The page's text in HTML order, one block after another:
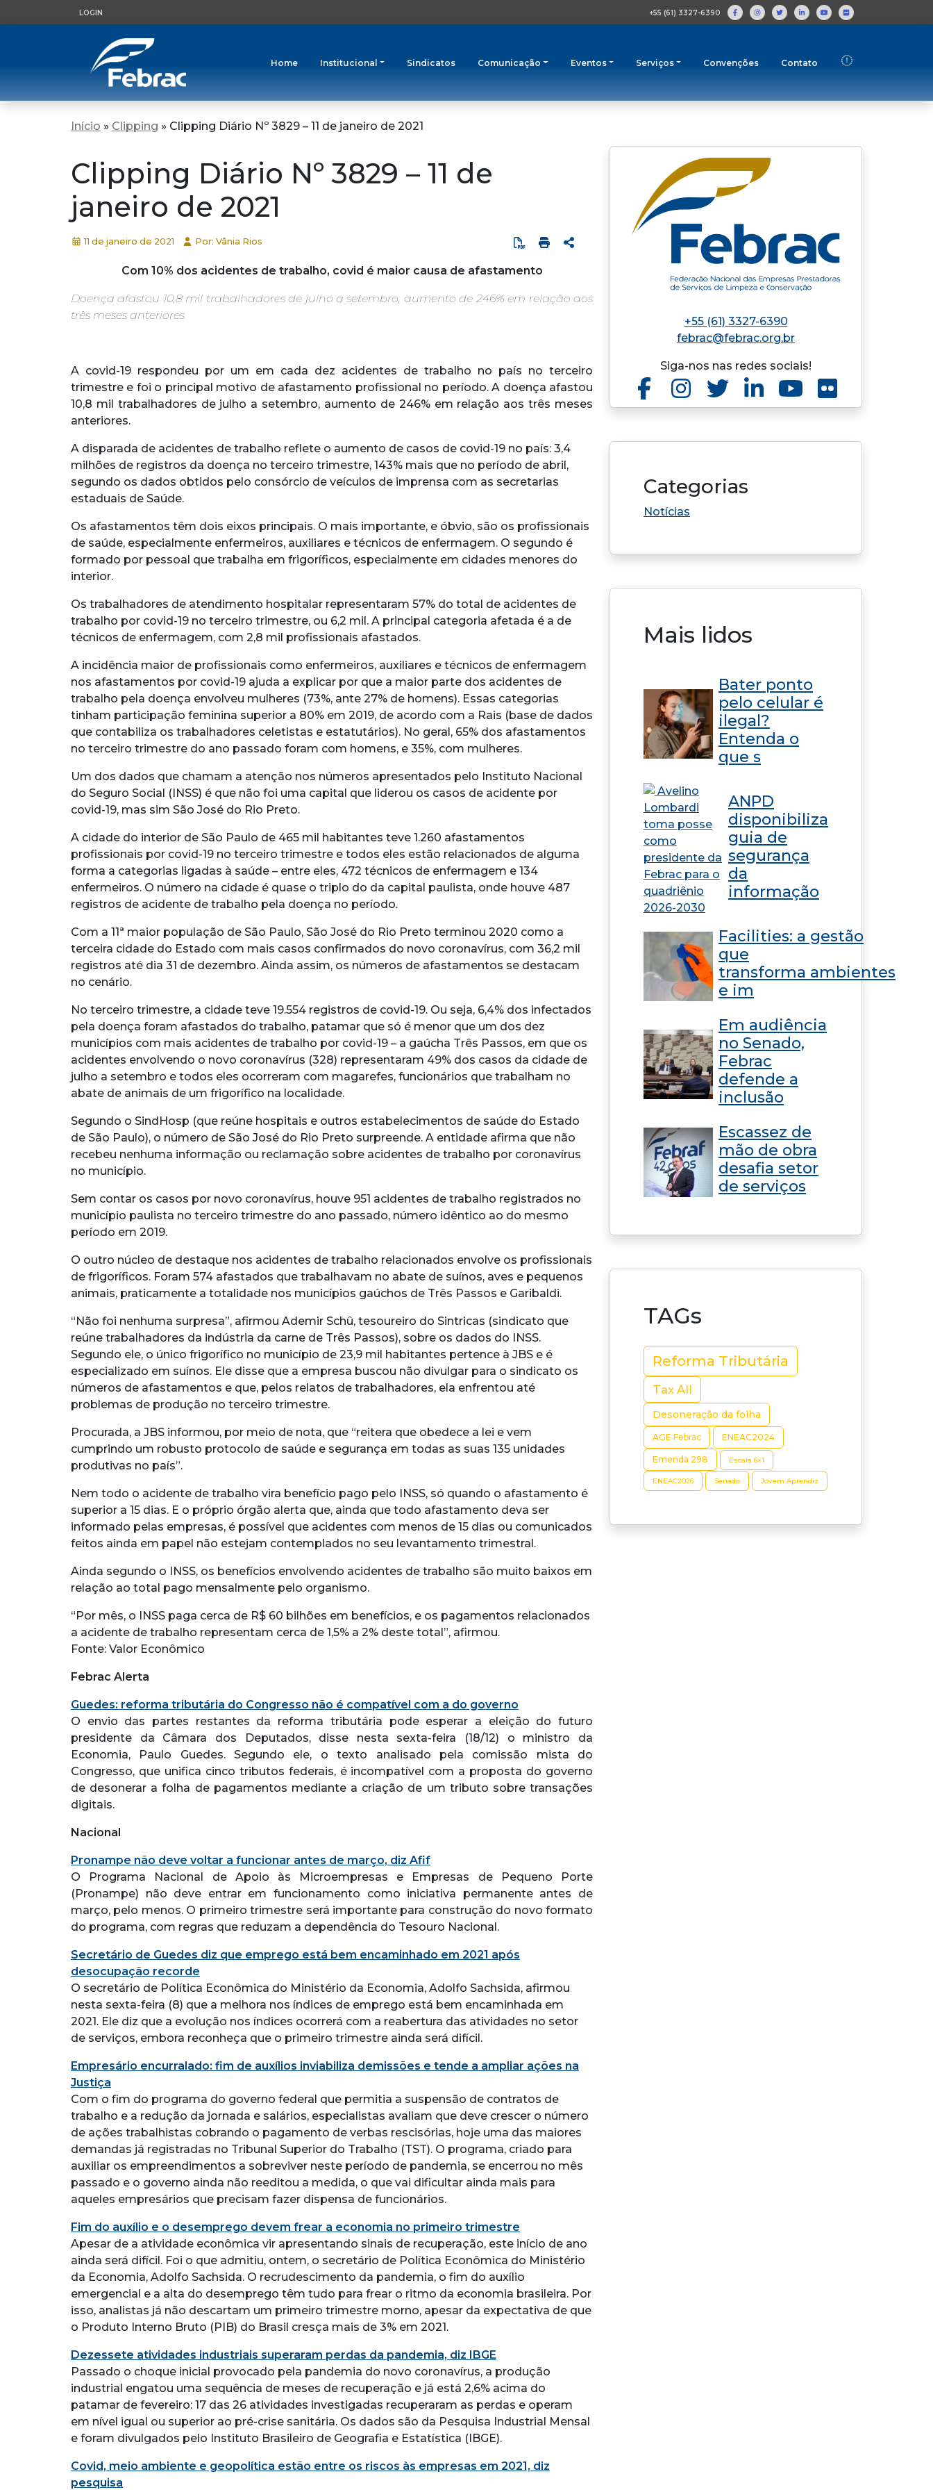
LOGIN +55 (61) 3327-6390
Home Institucional Sindicatos Comunicação Eventos Serviços Convenções Contato
Início » Clipping » Clipping Diário Nº 3829 – 11 de janeiro de 2021
Clipping Diário Nº 3829 – 11 de
janeiro de 2021
11 de janeiro de 2021 Por: Vânia Rios
Com 10% dos acidentes de trabalho, covid é maior causa de afastamento
Doença afastou 10,8 mil trabalhadores de julho a setembro, aumento de 246% em relação aos
três meses anteriores
A covid-19 respondeu por um em cada dez acidentes de trabalho no país no terceiro
trimestre e foi o principal motivo de afastamento profissional no período. A doença afastou
10,8 mil trabalhadores de julho a setembro, aumento de 246% em relação aos três meses
anteriores.
A disparada de acidentes de trabalho reflete o aumento de casos de covid-19 no país: 3,4
milhões de registros da doença no terceiro trimestre, 143% mais que no período de abril,
segundo os dados obtidos pelo consórcio de veículos de imprensa com as secretarias
estaduais de Saúde.
Os afastamentos têm dois eixos principais. O mais importante, e óbvio, são os profissionais
de saúde, especialmente enfermeiros, auxiliares e técnicos de enfermagem. O segundo é
formado por pessoal que trabalha em frigoríficos, especialmente em cidades menores do
interior.
Os trabalhadores de atendimento hospitalar representaram 57% do total de acidentes de
trabalho por covid-19 no terceiro trimestre, ou 6,2 mil. A principal categoria afetada é a de
técnicos de enfermagem, com 2,8 mil profissionais afastados.
A incidência maior de profissionais como enfermeiros, auxiliares e técnicos de enfermagem
nos afastamentos por covid-19 ajuda a explicar por que a maior parte dos acidentes de
trabalho pela doença envolveu mulheres (73%, ante 27% de homens). Essas categorias
tinham participação feminina superior a 80% em 2019, de acordo com a Rais (base de dados
que contabiliza os trabalhadores celetistas e estatutários). No geral, 65% dos afastamentos
no terceiro trimestre do ano passado foram com homens, e 35%, com mulheres.
Um dos dados que chamam a atenção nos números apresentados pelo Instituto Nacional
do Seguro Social (INSS) é que não foi uma capital que liderou os casos de acidente por
covid-19, mas sim São José do Rio Preto.
A cidade do interior de São Paulo de 465 mil habitantes teve 1.260 afastamentos
profissionais por covid-19 no terceiro trimestre e todos eles estão relacionados de alguma
forma a categorias ligadas à saúde – entre eles, 472 técnicos de enfermagem e 134
enfermeiros. O número na cidade é quase o triplo do da capital paulista, onde houve 487
registros de acidente de trabalho pela doença no período.
Com a 11ª maior população de São Paulo, São José do Rio Preto terminou 2020 como a
terceira cidade do Estado com mais casos confirmados do novo coronavírus, com 36,2 mil
registros até dia 31 de dezembro. Ainda assim, os números de afastamentos se destacam
no cenário.
No terceiro trimestre, a cidade teve 19.554 registros de covid-19. Ou seja, 6,4% dos infectados
pela doença foram afastados do trabalho, patamar que só é menor que um dos dez
municípios com mais acidentes de trabalho por covid-19 – a gaúcha Três Passos, em que os
acidentes envolvendo o novo coronavírus (328) representaram 49% dos casos da cidade de
julho a setembro e todos eles ocorreram com magarefes, funcionários que trabalham no
abate de animais de um frigorífico na localidade.
Segundo o SindHosp (que reúne hospitais e outros estabelecimentos de saúde do Estado
de São Paulo), o número de São José do Rio Preto surpreende. A entidade afirma que não
recebeu nenhuma informação ou reclamação sobre acidentes de trabalho por coronavírus
no município.
Sem contar os casos por novo coronavírus, houve 951 acidentes de trabalho registrados no
município paulista no terceiro trimestre do ano passado, número idêntico ao do mesmo
período em 2019.
O outro núcleo de destaque nos acidentes de trabalho relacionados envolve os profissionais
de frigoríficos. Foram 574 afastados que trabalhavam no abate de suínos, aves e pequenos
animais, praticamente a totalidade nos municípios gaúchos de Três Passos e Garibaldi.
“Não foi nenhuma surpresa”, afirmou Ademir Schû, tesoureiro do Sintricas (sindicato que
reúne trabalhadores da indústria da carne de Três Passos), sobre os dados do INSS.
Segundo ele, o único frigorífico no município de 23,9 mil habitantes pertence à JBS e é
especializado em suínos. Ele disse que a empresa buscou não divulgar para o sindicato os
números de afastamentos e que, pelos relatos de trabalhadores, ela enfrentou até
problemas de produção no terceiro trimestre.
Procurada, a JBS informou, por meio de nota, que “reitera que obedece a lei e vem
cumprindo um robusto protocolo de saúde e segurança em todas as suas 135 unidades
produtivas no país”.
Nem todo o acidente de trabalho vira benefício pago pelo INSS, só quando o afastamento é
superior a 15 dias. E o próprio órgão alerta que, ainda que todo afastamento deva ser
informado pelas empresas, é possível que acidentes com menos de 15 dias ou comunicados
feitos ainda em papel não estejam contemplados no seu levantamento trimestral.
Ainda segundo o INSS, os benefícios envolvendo acidentes de trabalho são muito baixos em
relação ao total pago mensalmente pelo organismo.
“Por mês, o INSS paga cerca de R$ 60 bilhões em benefícios, e os pagamentos relacionados
a acidente de trabalho representam cerca de 1,5% a 2% deste total”, afirmou.
Fonte: Valor Econômico
Febrac Alerta
Guedes: reforma tributária do Congresso não é compatível com a do governo
O envio das partes restantes da reforma tributária pode esperar a eleição do futuro
presidente da Câmara dos Deputados, disse nesta sexta-feira (18/12) o ministro da
Economia, Paulo Guedes. Segundo ele, o texto analisado pela comissão mista do
Congresso, que unifica cinco tributos federais, é incompatível com a proposta do governo
de desonerar a folha de pagamentos mediante a criação de um tributo sobre transações
digitais.
Nacional
Pronampe não deve voltar a funcionar antes de março, diz Afif
O Programa Nacional de Apoio às Microempresas e Empresas de Pequeno Porte
(Pronampe) não deve entrar em funcionamento como iniciativa permanente antes de
março, pelo menos. O primeiro trimestre será importante para construção do novo formato
do programa, com regras que reduzam a dependência do Tesouro Nacional.
Secretário de Guedes diz que emprego está bem encaminhado em 2021 após
desocupação recorde
O secretário de Política Econômica do Ministério da Economia, Adolfo Sachsida, afirmou
nesta sexta-feira (8) que a melhora nos índices de emprego está bem encaminhada em
2021. Ele diz que a evolução nos índices ocorrerá com a reabertura das atividades no setor
de serviços, embora reconheça que o primeiro trimestre ainda será difícil.
Empresário encurralado: fim de auxílios inviabiliza demissões e tende a ampliar ações na
Justiça
Com o fim do programa do governo federal que permitia a suspensão de contratos de
trabalho e a redução da jornada e salários, especialistas avaliam que deve crescer o número
de ações trabalhistas cobrando o pagamento de verbas rescisórias, hoje uma das maiores
demandas já registradas no Tribunal Superior do Trabalho (TST). O programa, criado para
auxiliar os empreendimentos a sobreviver neste período de pandemia, se encerrou no mês
passado e o governo ainda não reeditou a medida, o que vai dificultar ainda mais para
aqueles empresários que precisam fazer dispensa de funcionários.
Fim do auxílio e o desemprego devem frear a economia no primeiro trimestre
Apesar de a atividade econômica vir apresentando sinais de recuperação, este início de ano
ainda será difícil. Foi o que admitiu, ontem, o secretário de Política Econômica do Ministério
da Economia, Adolfo Sachsida. O recrudescimento da pandemia, o fim do auxílio
emergencial e a alta do desemprego têm tudo para frear o ritmo da economia brasileira. Por
isso, analistas já não descartam um primeiro trimestre morno, apesar da expectativa de que
o Produto Interno Bruto (PIB) do Brasil cresça mais de 3% em 2021.
Dezessete atividades industriais superaram perdas da pandemia, diz IBGE
Passado o choque inicial provocado pela pandemia do novo coronavírus, a produção
industrial engatou uma sequência de meses de recuperação e já está 2,6% acima do
patamar de fevereiro: 17 das 26 atividades investigadas recuperaram as perdas e operam
em nível igual ou superior ao pré-crise sanitária. Os dados são da Pesquisa Industrial Mensal
e foram divulgados pelo Instituto Brasileiro de Geografia e Estatística (IBGE).
Covid, meio ambiente e geopolítica estão entre os riscos às empresas em 2021, diz
pesquisa
+55 (61) 3327-6390
febrac@febrac.org.br
Siga-nos nas redes sociais!
Categorias
Notícias
Mais lidos
Bater ponto
pelo celular é
ilegal?
Entenda o
que s
ANPD
disponibiliza
guia de
segurança
da
informação
Facilities: a gestão
que
transforma ambientes
e im
Em audiência
no Senado,
Febrac
defende a
inclusão
Escassez de
mão de obra
desafia setor
de serviços
TAGs
Reforma Tributária
Tax All
Desoneração da folha
AGE Febrac ENEAC2024
Emenda 298 Escala 6x1
ENEAC2026 Senado Jovem Aprendiz